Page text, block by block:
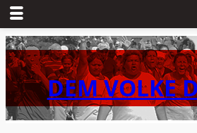
Zum
Inhalt
springenDEM VOLKE